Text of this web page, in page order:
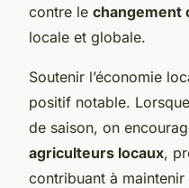
contre le changement
locale et globale.
Soutenir l’économie
positif notable.
de saison, on
agriculteurs locaux,
contribuant à